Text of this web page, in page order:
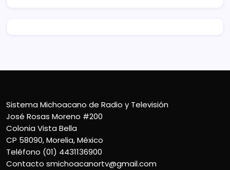
Sistema Michoacano de Radio y Televisión
José Rosas Moreno #200
Colonia Vista Bella
CP 58090, Morelia, México
Teléfono (01) 4431136900
Contacto smichoacanortv@gmail.com